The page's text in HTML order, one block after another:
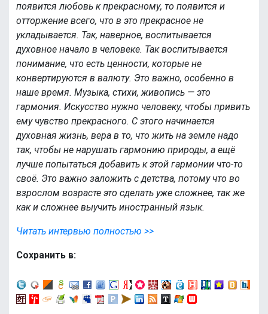
появится любовь к прекрасному, то появится и
отторжение всего, что в это прекрасное не
укладывается. Так, наверное, воспитывается
духовное начало в человеке. Так воспитывается
понимание, что есть ценности, которые не
конвертируются в валюту. Это важно, особенно в
наше время. Музыка, стихи, живопись — это
гармония. Искусство нужно человеку, чтобы привить
ему чувство прекрасного. С этого начинается
духовная жизнь, вера в то, что жить на земле надо
так, чтобы не нарушать гармонию природы, а ещё
лучше попытаться добавить к этой гармонии что-то
своё. Это важно заложить с детства, потому что во
взрослом возрасте это сделать уже сложнее, так же
как и сложнее выучить иностранный язык.
Читать интервью полностью >>
Сохранить в: